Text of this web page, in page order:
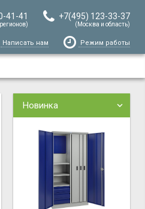
41-41 +7(495) 123-33-37
(Москва и область)
Написать нам Режим работы
Новинка